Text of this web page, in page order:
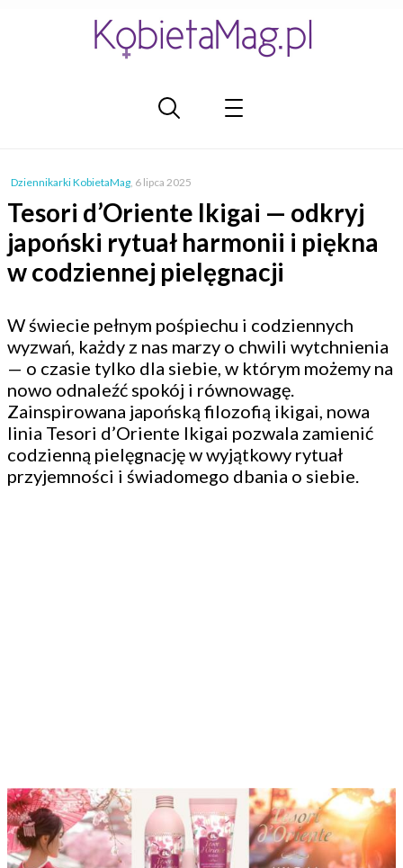
Dziennikarki KobietaMag, 6 lipca 2025
Tesori d’Oriente Ikigai — odkryj
japoński rytuał harmonii i piękna
w codziennej pielęgnacji
W świecie pełnym pośpiechu i codziennych
wyzwań, każdy z nas marzy o chwili wytchnienia
— o czasie tylko dla siebie, w którym możemy na
nowo odnaleźć spokój i równowagę.
Zainspirowana japońską filozofią ikigai, nowa
linia Tesori d’Oriente Ikigai pozwala zamienić
codzienną pielęgnację w wyjątkowy rytuał
przyjemności i świadomego dbania o siebie.